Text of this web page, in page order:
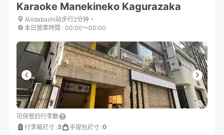
Karaoke Manekineko Kagurazaka
从iidabashi站步行2分钟。
本日營業時間 : 00:00〜00:00
可保管的行李數
行李箱尺寸 :3 手提包尺寸 :0